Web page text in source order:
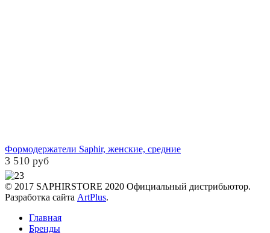
Формодержатели Saphir, женские, средние
3 510 руб
© 2017 SAPHIRSTORE 2020 Официальный дистрибьютор.
Разработка сайта ArtPlus.
Главная
Бренды